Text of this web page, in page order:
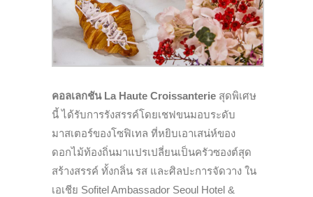
คอลเลกชัน La Haute Croissanterie สุดพิเศษ
นี้ ได้รับการรังสรรค์โดยเชฟขนมอบระดับ
มาสเตอร์ของโซฟิเทล ที่หยิบเอาเสน่ห์ของ
ดอกไม้ท้องถิ่นมาแปรเปลี่ยนเป็นครัวซองต์สุด
สร้างสรรค์ ทั้งกลิ่น รส และศิลปะการจัดวาง ใน
เอเชีย Sofitel Ambassador Seoul Hotel &